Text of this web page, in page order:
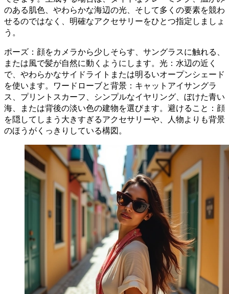
のある肌色、やわらかな海辺の光、そして多くの要素を競わ
せるのではなく、明確なアクセサリーをひとつ指定しましょ
う。
ポーズ：顔をカメラから少しそらす、サングラスに触れる、
または風で髪が自然に動くようにします。光：水辺の近く
で、やわらかなサイドライトまたは明るいオープンシェード
を使います。ワードローブと背景：キャットアイサングラ
ス、プリントスカーフ、シンプルなイヤリング、ぼけた青い
海、または背後の淡い色の建物を選びます。避けること：顔
を隠してしまう大きすぎるアクセサリーや、人物よりも背景
のほうがくっきりしている構図。